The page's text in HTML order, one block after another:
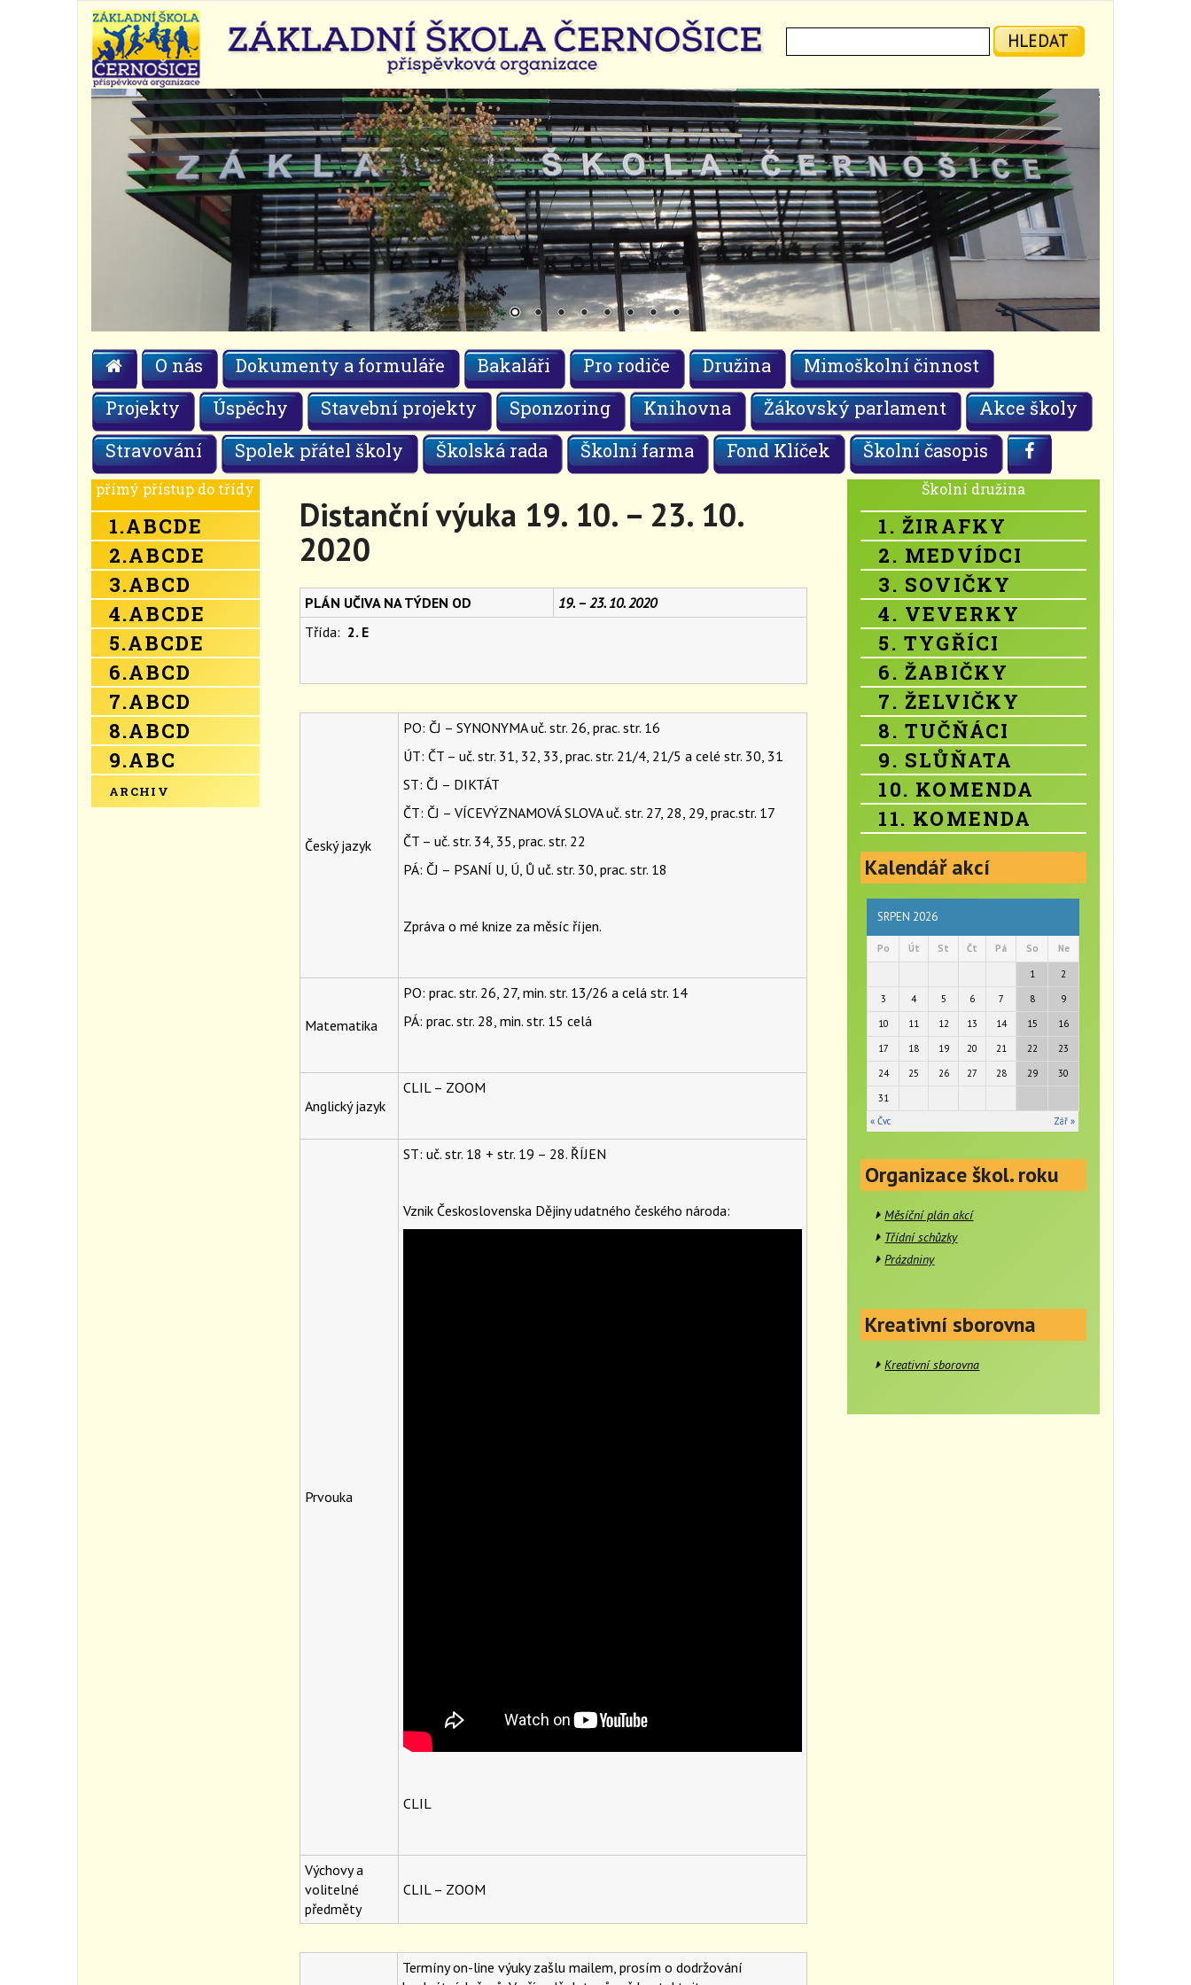
HLEDAT
O nás Dokumenty a formuláře Bakaláři Pro rodiče Družina
Mimoškolní činnost
Projekty
Úspěchy Stavební projekty Sponzoring Knihovna Žákovský parlament
Akce školy
Stravování
Spolek přátel školy Školská rada Školní farma Fond Klíček Školní časopis
přímý přístup do třídy
1.ABCDE
2.ABCDE
3.ABCD
4.ABCDE
5.ABCDE
6.ABCD
7.ABCD
8.ABCD
9.ABC
ARCHIV
Distanční výuka 19. 10. – 23. 10.
2020
PLÁN UČIVA NA TÝDEN OD
19. – 23. 10. 2020
Třída: 2. E
Český jazyk
PO: ČJ – SYNONYMA uč. str. 26, prac. str. 16
ÚT: ČT – uč. str. 31, 32, 33, prac. str. 21/4, 21/5 a celé str. 30, 31
ST: ČJ – DIKTÁT
ČT: ČJ – VÍCEVÝZNAMOVÁ SLOVA uč. str. 27, 28, 29, prac.str. 17
ČT – uč. str. 34, 35, prac. str. 22
PÁ: ČJ – PSANÍ U, Ú, Ů uč. str. 30, prac. str. 18
Zpráva o mé knize za měsíc říjen.
Matematika
PO: prac. str. 26, 27, min. str. 13/26 a celá str. 14
PÁ: prac. str. 28, min. str. 15 celá
Anglický jazyk
CLIL – ZOOM
Prvouka
ST: uč. str. 18 + str. 19 – 28. ŘÍJEN
Vznik Československa Dějiny udatného českého národa:
CLIL
Výchovy a
volitelné
předměty
CLIL – ZOOM
Termíny on-line výuky zašlu mailem, prosím o dodržování
Školní družina
1. ŽIRAFKY
2. MEDVÍDCI
3. SOVIČKY
4. VEVERKY
5. TYGŘÍCI
6. ŽABIČKY
7. ŽELVIČKY
8. TUČŇÁCI
9. SLŮŇATA
10. KOMENDA
11. KOMENDA
Kalendář akcí
SRPEN 2026
Po Út St Čt Pá So Ne
1
2
3
4 5 6 7 8
9
10
11 12 13 14 15
16
17
18 19 20 21 22
23
24
25 26 27 28 29
30
31
« Čvc
Zář »
Organizace škol. roku
Měsíční plán akcí
Třídní schůzky
Prázdniny
Kreativní sborovna
Kreativní sborovna